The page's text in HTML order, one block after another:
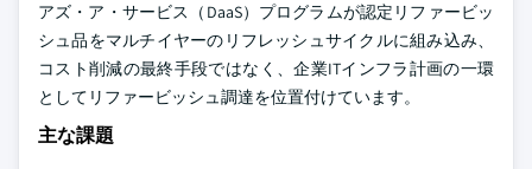
アズ・ア・サービス（DaaS）プログラムが認定リファービッ
シュ品をマルチイヤーのリフレッシュサイクルに組み込み、
コスト削減の最終手段ではなく、企業ITインフラ計画の一環
としてリファービッシュ調達を位置付けています。
主な課題